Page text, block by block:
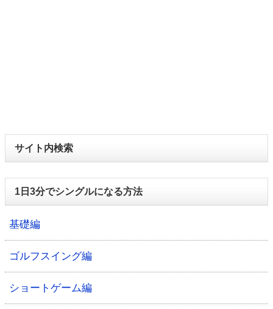
サイト内検索
1日3分でシングルになる方法
基礎編
ゴルフスイング編
ショートゲーム編